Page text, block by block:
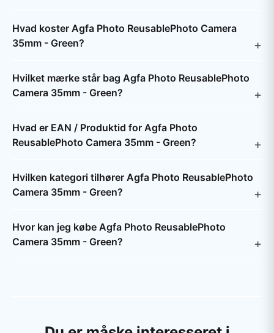
Hvad koster Agfa Photo ReusablePhoto Camera
35mm - Green?
Hvilket mærke står bag Agfa Photo ReusablePhoto
Camera 35mm - Green?
Hvad er EAN / Produktid for Agfa Photo
ReusablePhoto Camera 35mm - Green?
Hvilken kategori tilhører Agfa Photo ReusablePhoto
Camera 35mm - Green?
Hvor kan jeg købe Agfa Photo ReusablePhoto
Camera 35mm - Green?